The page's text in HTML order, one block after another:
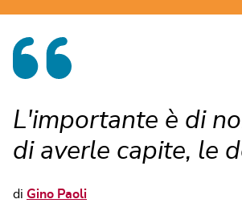
L'importante è di
di averle capite, le
di Gino Paoli